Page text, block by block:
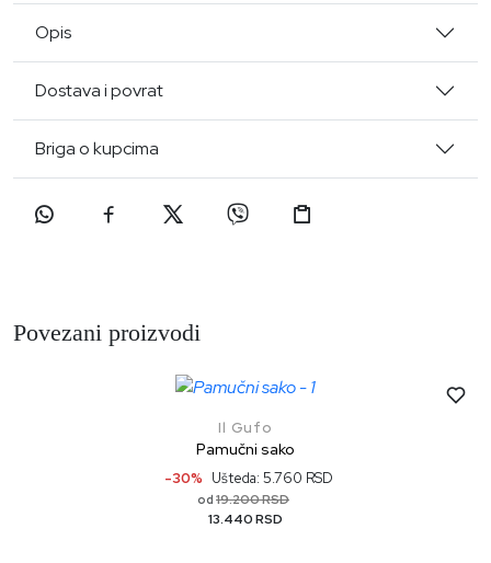
Opis
Dostava i povrat
Briga o kupcima
Povezani proizvodi
Il Gufo
Pamučni sako
-30% Ušteda: 5.760 RSD
od 19.200 RSD
13.440 RSD